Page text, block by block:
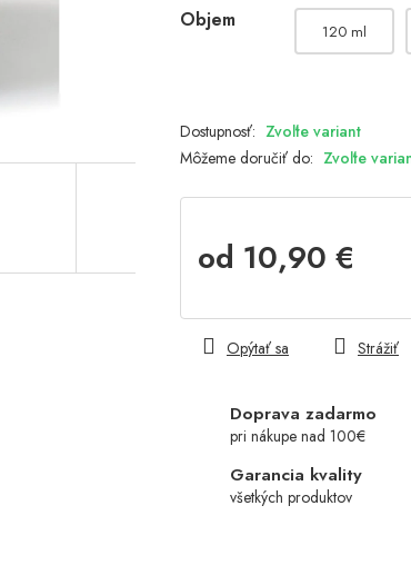
Objem 120 ml
Zvoľte variant
Môžeme doručiť do: Zvoľte
od 10,90 €
cena:
Doprava zadarmo
pri nákupe nad 100€
Garancia kvality
všetkých produktov
Opýtať sa Strážiť